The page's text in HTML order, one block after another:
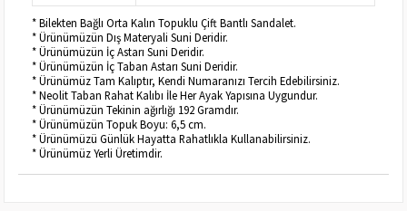
* Bilekten Bağlı Orta Kalın Topuklu Çift Bantlı Sandalet.
* Ürünümüzün Dış Materyali Suni Deridir.
* Ürünümüzün İç Astarı Suni Deridir.
* Ürünümüzün İç Taban Astarı Suni Deridir.
* Ürünümüz Tam Kalıptır, Kendi Numaranızı Tercih Edebilirsiniz.
* Neolit Taban Rahat Kalıbı İle Her Ayak Yapısına Uygundur.
* Ürünümüzün Tekinin ağırlığı 192 Gramdır.
* Ürünümüzün Topuk Boyu: 6,5 cm.
* Ürünümüzü Günlük Hayatta Rahatlıkla Kullanabilirsiniz.
* Ürünümüz Yerli Üretimdir.